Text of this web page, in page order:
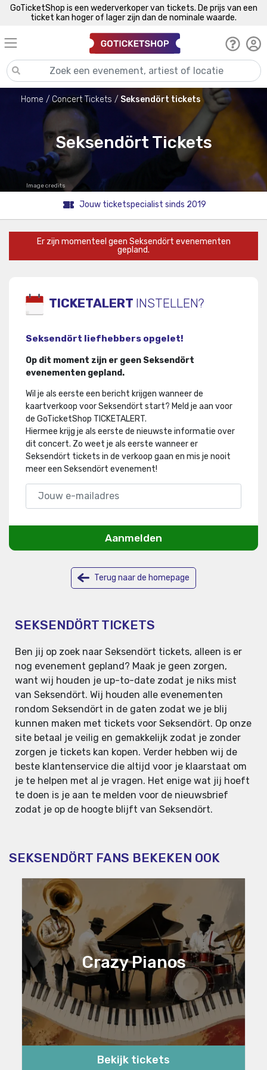
GoTicketShop is een wederverkoper van tickets. De prijs van een
ticket kan hoger of lager zijn dan de nominale waarde.
Home Concert Tickets Seksendört tickets
Seksendört Tickets
Image credits
Jouw ticketspecialist sinds 2019
Er zijn momenteel geen Seksendört evenementen
gepland.
TICKETALERT INSTELLEN?
Seksendört liefhebbers opgelet!
Op dit moment zijn er geen Seksendört
evenementen gepland.
Wil je als eerste een bericht krijgen wanneer de
kaartverkoop voor Seksendört start? Meld je aan voor
de GoTicketShop TICKETALERT.
Hiermee krijg je als eerste de nieuwste informatie over
dit concert. Zo weet je als eerste wanneer er
Seksendört tickets in de verkoop gaan en mis je nooit
meer een Seksendört evenement!
Aanmelden
Terug naar de homepage
SEKSENDÖRT TICKETS
Ben jij op zoek naar Seksendört tickets, alleen is er
nog evenement gepland? Maak je geen zorgen,
want wij houden je up-to-date zodat je niks mist
van Seksendört. Wij houden alle evenementen
rondom Seksendört in de gaten zodat we je blij
kunnen maken met tickets voor Seksendört. Op onze
site betaal je veilig en gemakkelijk zodat je zonder
zorgen je tickets kan kopen. Verder hebben wij de
beste klantenservice die altijd voor je klaarstaat om
je te helpen met al je vragen. Het enige wat jij hoeft
te doen is je aan te melden voor de nieuwsbrief
zodat je op de hoogte blijft van Seksendört.
SEKSENDÖRT FANS BEKEKEN OOK
Crazy Pianos
Bekijk tickets